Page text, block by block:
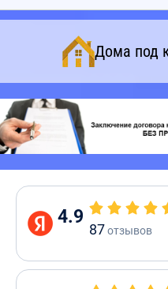
Дома под
4.9
87отзывов